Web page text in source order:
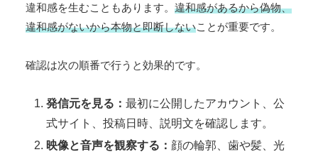
違和感を生むこともあります。 違和感があるから偽物、
違和感がないから本物と即断しないことが重要です。
確認は次の順番で行うと効果的です。
発信元を見る：最初に公開したアカウント、公
式サイト、投稿日時、説明文を確認します。
映像と音声を観察する： 顔の輪郭、歯や髪、光